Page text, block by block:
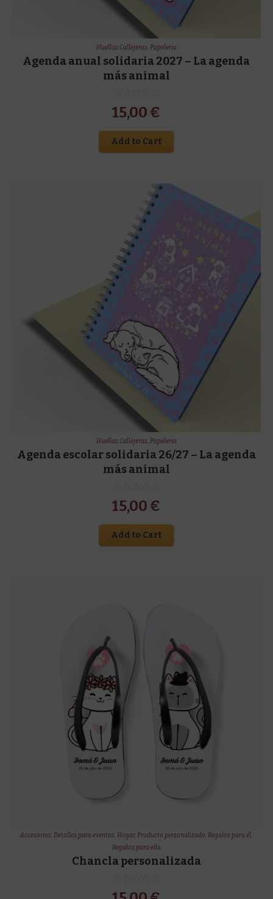
Huellas Callejeras, Papeleria
Agenda anual solidaria 2027 – La agenda
más animal
15,00 €
Add to Cart
Huellas Callejeras, Papeleria
Agenda escolar solidaria 26/27 – La agenda
más animal
15,00 €
Add to Cart
Accesorios,Detalles para eventos,Hogar,Producto personalizado,Regalos para él,
Regalos para ella
Chancla personalizada